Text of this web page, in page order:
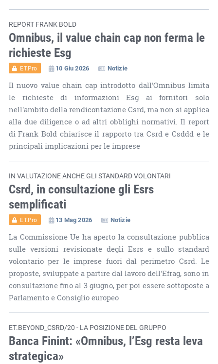
REPORT FRANK BOLD
Omnibus, il value chain cap non ferma le
richieste Esg
ET.Pro 10 Giu 2026 Notizie
Il nuovo value chain cap introdotto dall'Omnibus limita
le richieste di informazioni Esg ai fornitori solo
nell'ambito della rendicontazione Csrd, ma non si applica
alla due diligence o ad altri obblighi normativi. Il report
di Frank Bold chiarisce il rapporto tra Csrd e Csddd e le
principali implicazioni per le imprese
IN VALUTAZIONE ANCHE GLI STANDARD VOLONTARI
Csrd, in consultazione gli Esrs
semplificati
ET.Pro 13 Mag 2026 Notizie
La Commissione Ue ha aperto la consultazione pubblica
sulle versioni revisionate degli Esrs e sullo standard
volontario per le imprese fuori dal perimetro Csrd. Le
proposte, sviluppate a partire dal lavoro dell'Efrag, sono in
consultazione fino al 3 giugno, per poi essere sottoposte a
Parlamento e Consiglio europeo
ET.BEYOND_CSRD/20 - LA POSIZIONE DEL GRUPPO
Banca Finint: «Omnibus, l’Esg resta leva
strategica»